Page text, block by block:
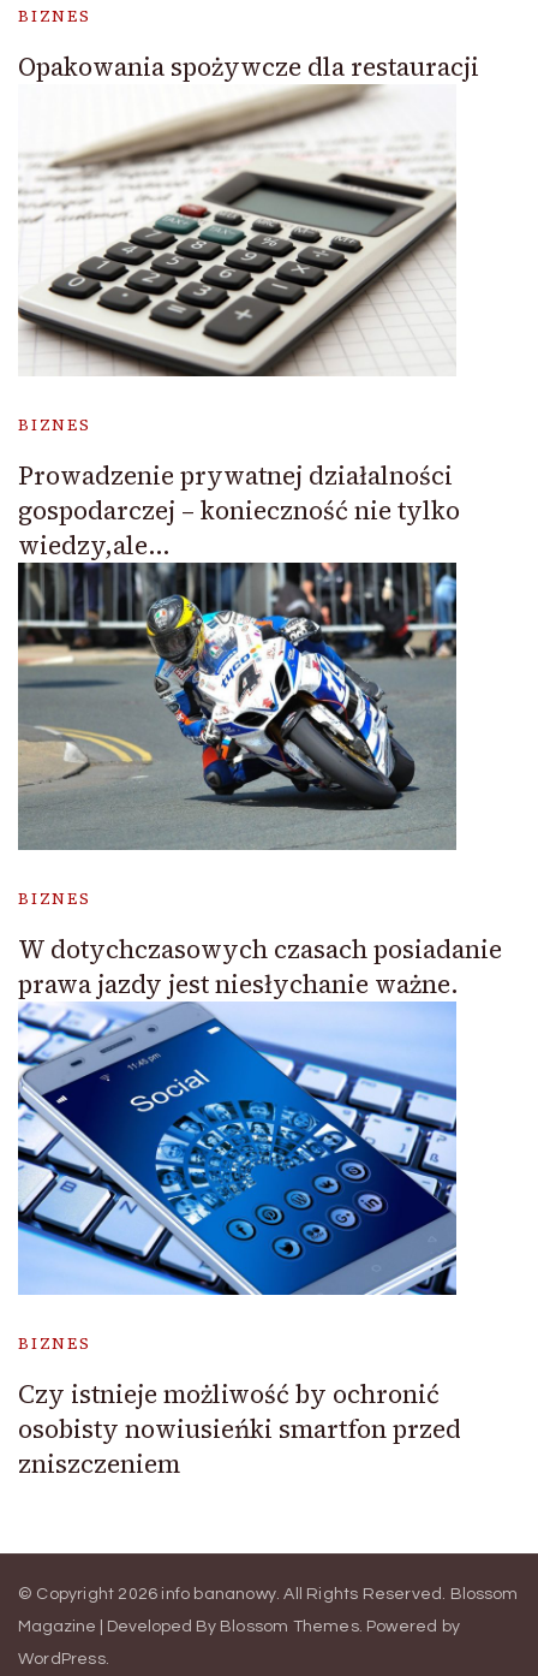
BIZNES
Opakowania spożywcze dla restauracji
BIZNES
Prowadzenie prywatnej działalności
gospodarczej – konieczność nie tylko
wiedzy,ale…
BIZNES
W dotychczasowych czasach posiadanie
prawa jazdy jest niesłychanie ważne.
BIZNES
Czy istnieje możliwość by ochronić
osobisty nowiusieńki smartfon przed
zniszczeniem
© Copyright 2026 info bananowy . All Rights Reserved. Blossom
Magazine | Developed By Blossom Themes. Powered by
WordPress.